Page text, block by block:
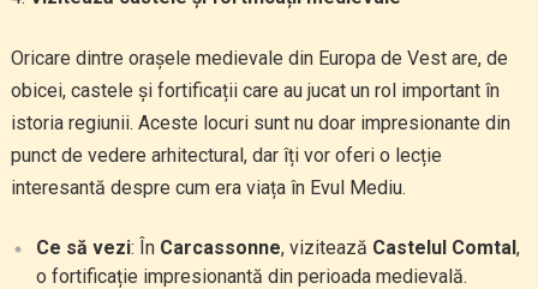
Oricare dintre orașele medievale din Europa de Vest are, de
obicei, castele și fortificații care au jucat un rol important în
istoria regiunii. Aceste locuri sunt nu doar impresionante din
punct de vedere arhitectural, dar îți vor oferi o lecție
interesantă despre cum era viața în Evul Mediu.
Ce să vezi: În Carcassonne, vizitează Castelul Comtal,
o fortificație impresionantă din perioada medievală.